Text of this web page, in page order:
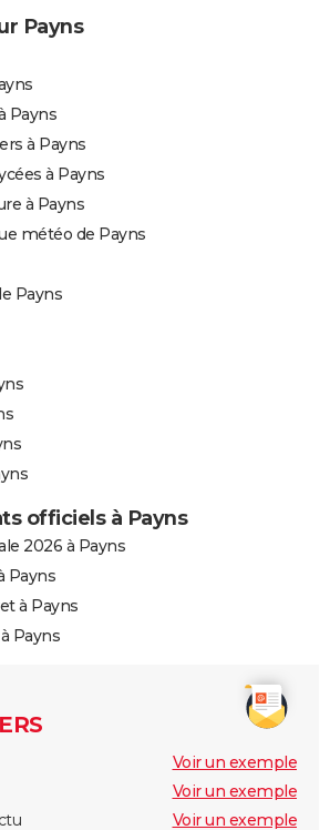
Payns
Payns
à Payns
à Payns
à Payns
météo de Payns
Payns
officiels à Payns
2026 à Payns
Payns
à Payns
Payns
Voir un exemple
Voir un exemple
Voir un exemple